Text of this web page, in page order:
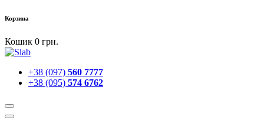
Корзина
Кошик 0 грн.
+38 (097) 560 7777
+38 (095) 574 6762